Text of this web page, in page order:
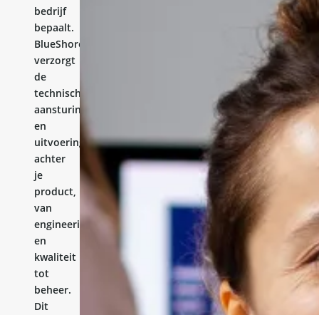
bedrijf
bepaalt.
BlueShores
verzorgt
de
technische
aansturing
en
uitvoering
achter
je
product,
van
engineering
en
kwaliteit
tot
beheer.
Dit